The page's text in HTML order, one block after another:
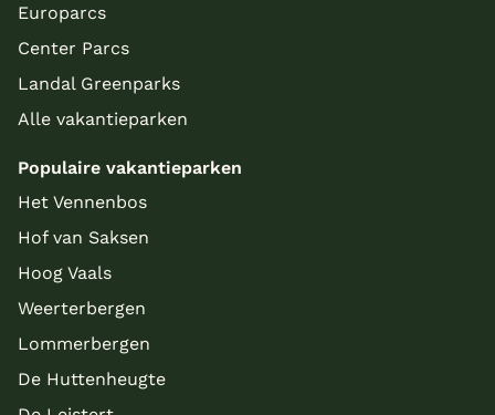
Europarcs
Center Parcs
Landal Greenparks
Alle vakantieparken
Populaire vakantieparken
Het Vennenbos
Hof van Saksen
Hoog Vaals
Weerterbergen
Lommerbergen
De Huttenheugte